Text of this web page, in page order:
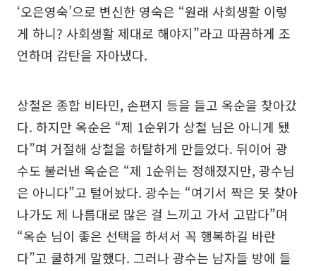
‘오은영숙’으로 변신한 영숙은 “원래 사회생활 이렇
게 하니? 사회생활 제대로 해야지”라고 따끔하게 조
언하며 감탄을 자아냈다.
상철은 종합 비타민, 손편지 등을 들고 옥순을 찾아갔
다. 하지만 옥순은 “제 1순위가 상철 님은 아니게 됐
다”며 거절해 상철을 허탈하게 만들었다. 뒤이어 광
수도 불러낸 옥순은 “제 1순위는 정해졌지만, 광수님
은 아니다”고 털어놨다. 광수는 “여기서 짝은 못 찾아
나가도 제 나름대로 많은 걸 느끼고 가서 고맙다”며
“옥순 님이 좋은 선택을 하셔서 꼭 행복하길 바란
다”고 쿨하게 말했다. 그러나 광수는 남자들 방에 들